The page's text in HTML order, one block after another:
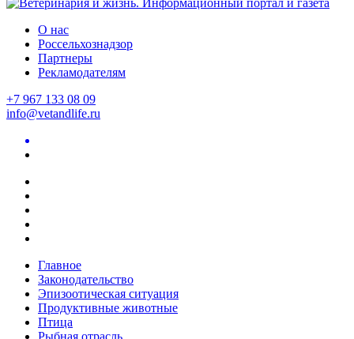
О нас
Россельхознадзор
Партнеры
Рекламодателям
+7 967 133 08 09
info@vetandlife.ru
Главное
Законодательство
Эпизоотическая ситуация
Продуктивные животные
Птица
Рыбная отрасль